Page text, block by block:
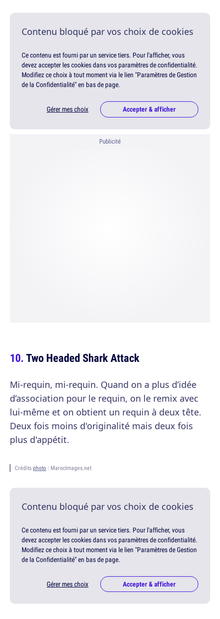
Contenu bloqué par vos choix de cookies
Ce contenu est fourni par un service tiers. Pour l'afficher, vous
devez accepter les cookies dans vos paramètres de confidentialité.
Modifiez ce choix à tout moment via le lien "Paramètres de Gestion
de la Confidentialité" en bas de page.
Gérer mes choix Accepter & afficher
Publicité
Two Headed Shark Attack
Mi-requin, mi-requin. Quand on a plus d’idée
d’association pour le requin, on le remix avec
lui-même et on obtient un requin à deux tête.
Deux fois moins d'originalité mais deux fois
plus d'appétit.
Crédits photo : MarocImages.net
Contenu bloqué par vos choix de cookies
Ce contenu est fourni par un service tiers. Pour l'afficher, vous
devez accepter les cookies dans vos paramètres de confidentialité.
Modifiez ce choix à tout moment via le lien "Paramètres de Gestion
de la Confidentialité" en bas de page.
Gérer mes choix Accepter & afficher